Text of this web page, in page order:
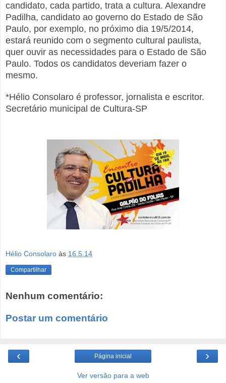
candidato, cada partido, trata a cultura. Alexandre
Padilha, candidato ao governo do Estado de São
Paulo, por exemplo, no próximo dia 19/5/2014,
estará reunido com o segmento cultural paulista,
quer ouvir as necessidades para o Estado de São
Paulo. Todos os candidatos deveriam fazer o
mesmo.
*Hélio Consolaro é professor, jornalista e escritor.
Secretário municipal de Cultura-SP
Hélio Consolaro às 16.5.14
Compartilhar
Nenhum comentário:
Postar um comentário
‹ ›
Página inicial
Ver versão para a web